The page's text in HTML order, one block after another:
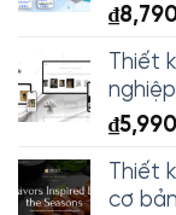
₫
Thiết
₫
Thiết
cơ